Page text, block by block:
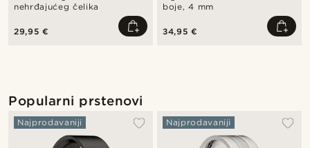
nehrđajućeg čelika
29,95 €
boje, 4 mm
34,95 €
Popularni prstenovi
Najprodavaniji Najprodavaniji